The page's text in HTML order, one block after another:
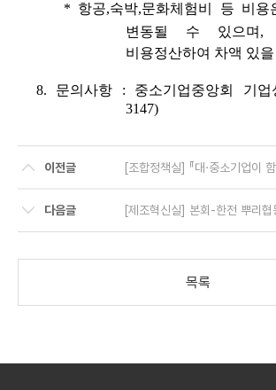
* 항공,숙박,문화체험비 등 비용
변동될 수 있으며,
비용정산하여 차액 있
8. 문의사항 : 중소기업중앙회 기업
3147)
이전글
다음글
목록